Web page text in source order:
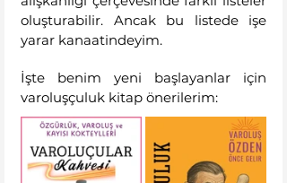
oluşturabilir. Ancak bu listede işe
yarar kanaatindeyim.
İşte benim yeni başlayanlar için
varoluşçuluk kitap önerilerim: